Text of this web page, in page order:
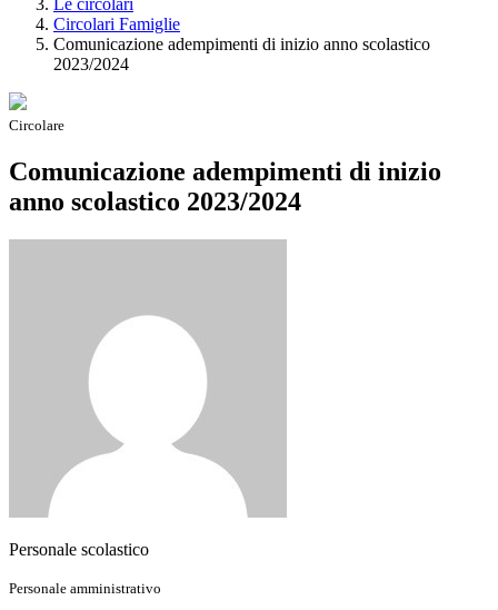
Le circolari
Circolari Famiglie
Comunicazione adempimenti di inizio anno scolastico
2023/2024
Circolare
Comunicazione adempimenti di inizio
anno scolastico 2023/2024
Personale scolastico
Personale amministrativo